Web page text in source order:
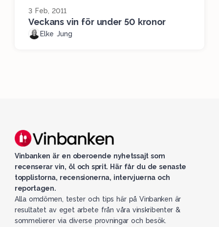
3 Feb, 2011
Veckans vin för under 50 kronor
Elke Jung
Vinbanken är en oberoende nyhetssajt som
recenserar vin, öl och sprit. Här får du de senaste
topplistorna, recensionerna, intervjuerna och
reportagen.
Alla omdömen, tester och tips här på Vinbanken är
resultatet av eget arbete från våra vinskribenter &
sommelierer via diverse provningar och besök.